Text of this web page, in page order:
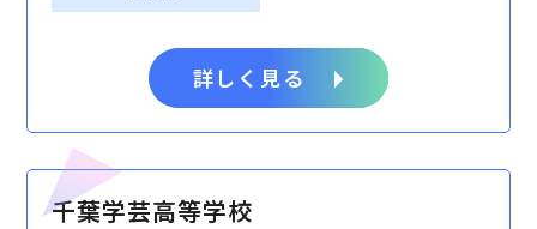
詳しく見る
千葉学芸高等学校